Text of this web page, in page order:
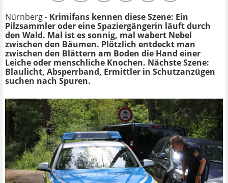
Nürnberg - Krimifans kennen diese Szene: Ein
Pilzsammler oder eine Spaziergängerin läuft durch
den Wald. Mal ist es sonnig, mal wabert Nebel
zwischen den Bäumen. Plötzlich entdeckt man
zwischen den Blättern am Boden die Hand einer
Leiche oder menschliche Knochen. Nächste Szene:
Blaulicht, Absperrband, Ermittler in Schutzanzügen
suchen nach Spuren.